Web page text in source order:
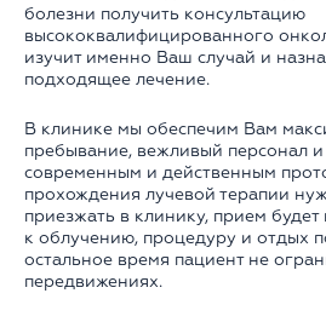
болезни получить консультацию
высококвалифицированного
изучит именно Ваш случай и
подходящее лечение.
В клинике мы обеспечим Вам
пребывание, вежливый персонал
современным и действенным
прохождения лучевой терапии
приезжать в клинику, прием будет
к облучению, процедуру и отдых
остальное время пациент не
передвижениях.